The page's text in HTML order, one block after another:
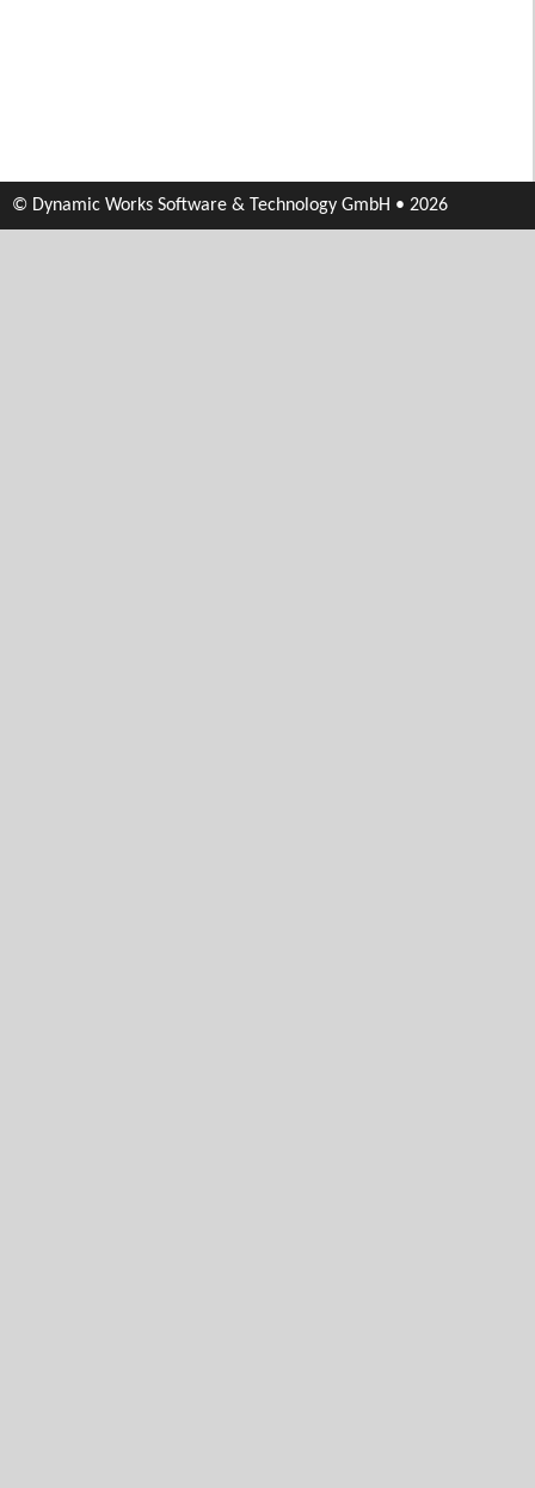
© Dynamic Works Software & Technology GmbH • 2026